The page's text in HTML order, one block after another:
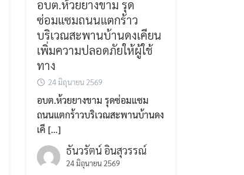
อบต.ห้วยยางขาม รุด
ซ่อมแซมถนนแตกร้าว
บริเวณสะพานบ้านดงเคียน
เพิ่มความปลอดภัยให้ผู้ใช้
ทาง
24 มิถุนายน 2569
อบต.ห้วยยางขาม รุดซ่อมแซม
ถนนแตกร้าวบริเวณสะพานบ้านดง
เคี […]
ธันวรัตน์ อินสุวรรณ์
24 มิถุนายน 2569